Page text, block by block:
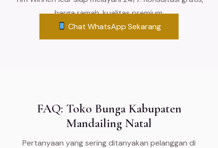
harga ramah, kualitas premium.
Chat WhatsApp Sekarang
FAQ: Toko Bunga Kabupaten
Mandailing Natal
Pertanyaan yang sering ditanyakan pelanggan di